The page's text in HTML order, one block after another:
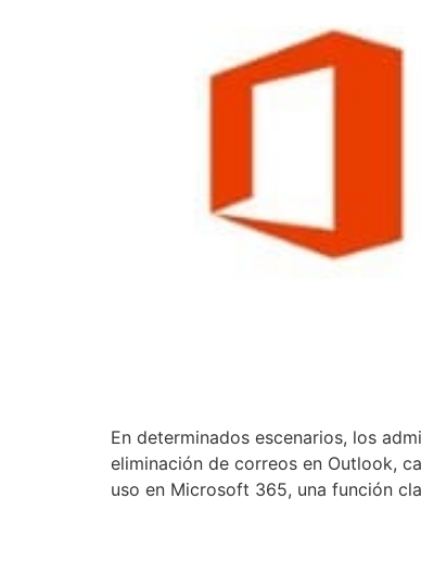
En determinados escenarios, los
eliminación de correos en Outlook,
uso en Microsoft 365, una función